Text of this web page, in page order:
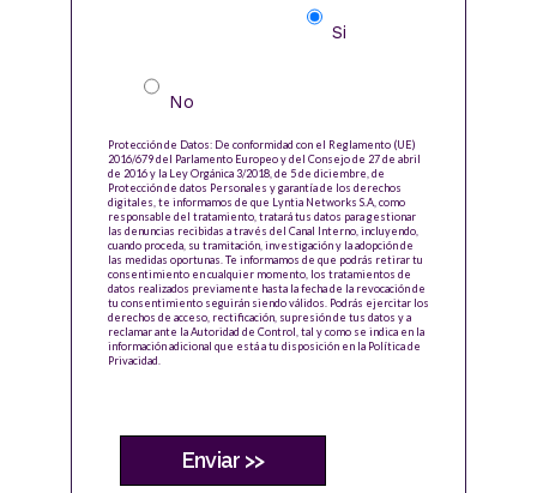
Si
No
Protección de Datos: De conformidad con el Reglamento (UE)
2016/679 del Parlamento Europeo y del Consejo de 27 de abril
de 2016 y la Ley Orgánica 3/2018, de 5 de diciembre, de
Protección de datos Personales y garantía de los derechos
digitales, te informamos de que Lyntia Networks S.A, como
responsable del tratamiento, tratará tus datos para gestionar
las denuncias recibidas a través del Canal Interno, incluyendo,
cuando proceda, su tramitación, investigación y la adopción de
las medidas oportunas. Te informamos de que podrás retirar tu
consentimiento en cualquier momento, los tratamientos de
datos realizados previamente hasta la fecha de la revocación de
tu consentimiento seguirán siendo válidos. Podrás ejercitar los
derechos de acceso, rectificación, supresión de tus datos y a
reclamar ante la Autoridad de Control, tal y como se indica en la
información adicional que está a tu disposición en la Política de
Privacidad